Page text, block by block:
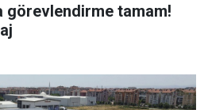
görevlendirme tamam!